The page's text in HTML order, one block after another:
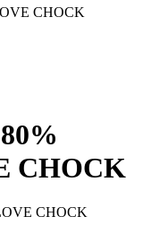
CHOCK
CHOCK